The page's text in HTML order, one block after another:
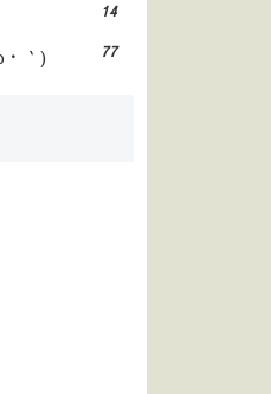
14
｀) 77